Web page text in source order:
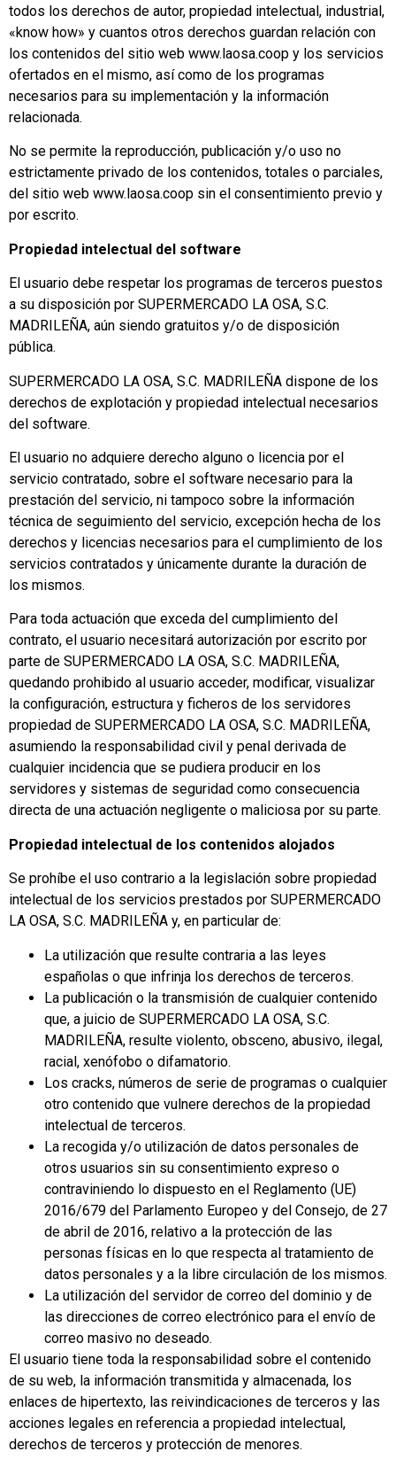
todos los derechos de autor, propiedad intelectual, industrial,
«know how» y cuantos otros derechos guardan relación con
los contenidos del sitio web www.laosa.coop y los servicios
ofertados en el mismo, así como de los programas
necesarios para su implementación y la información
relacionada.
No se permite la reproducción, publicación y/o uso no
estrictamente privado de los contenidos, totales o parciales,
del sitio web www.laosa.coop sin el consentimiento previo y
por escrito.
Propiedad intelectual del software
El usuario debe respetar los programas de terceros puestos
a su disposición por SUPERMERCADO LA OSA, S.C.
MADRILEÑA, aún siendo gratuitos y/o de disposición
pública.
SUPERMERCADO LA OSA, S.C. MADRILEÑA dispone de los
derechos de explotación y propiedad intelectual necesarios
del software.
El usuario no adquiere derecho alguno o licencia por el
servicio contratado, sobre el software necesario para la
prestación del servicio, ni tampoco sobre la información
técnica de seguimiento del servicio, excepción hecha de los
derechos y licencias necesarios para el cumplimiento de los
servicios contratados y únicamente durante la duración de
los mismos.
Para toda actuación que exceda del cumplimiento del
contrato, el usuario necesitará autorización por escrito por
parte de SUPERMERCADO LA OSA, S.C. MADRILEÑA,
quedando prohibido al usuario acceder, modificar, visualizar
la configuración, estructura y ficheros de los servidores
propiedad de SUPERMERCADO LA OSA, S.C. MADRILEÑA,
asumiendo la responsabilidad civil y penal derivada de
cualquier incidencia que se pudiera producir en los
servidores y sistemas de seguridad como consecuencia
directa de una actuación negligente o maliciosa por su parte.
Propiedad intelectual de los contenidos alojados
Se prohíbe el uso contrario a la legislación sobre propiedad
intelectual de los servicios prestados por SUPERMERCADO
LA OSA, S.C. MADRILEÑA y, en particular de:
La utilización que resulte contraria a las leyes
españolas o que infrinja los derechos de terceros.
La publicación o la transmisión de cualquier contenido
que, a juicio de SUPERMERCADO LA OSA, S.C.
MADRILEÑA, resulte violento, obsceno, abusivo, ilegal,
racial, xenófobo o difamatorio.
Los cracks, números de serie de programas o cualquier
otro contenido que vulnere derechos de la propiedad
intelectual de terceros.
La recogida y/o utilización de datos personales de
otros usuarios sin su consentimiento expreso o
contraviniendo lo dispuesto en el Reglamento (UE)
2016/679 del Parlamento Europeo y del Consejo, de 27
de abril de 2016, relativo a la protección de las
personas físicas en lo que respecta al tratamiento de
datos personales y a la libre circulación de los mismos.
La utilización del servidor de correo del dominio y de
las direcciones de correo electrónico para el envío de
correo masivo no deseado.
El usuario tiene toda la responsabilidad sobre el contenido
de su web, la información transmitida y almacenada, los
enlaces de hipertexto, las reivindicaciones de terceros y las
acciones legales en referencia a propiedad intelectual,
derechos de terceros y protección de menores.